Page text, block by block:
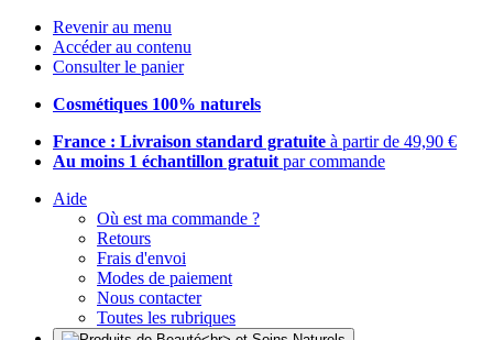
Revenir au menu
Accéder au contenu
Consulter le panier
Cosmétiques 100% naturels
France : Livraison standard gratuite à partir de 49,90 €
Au moins 1 échantillon gratuit par commande
Aide
Où est ma commande ?
Retours
Frais d'envoi
Modes de paiement
Nous contacter
Toutes les rubriques